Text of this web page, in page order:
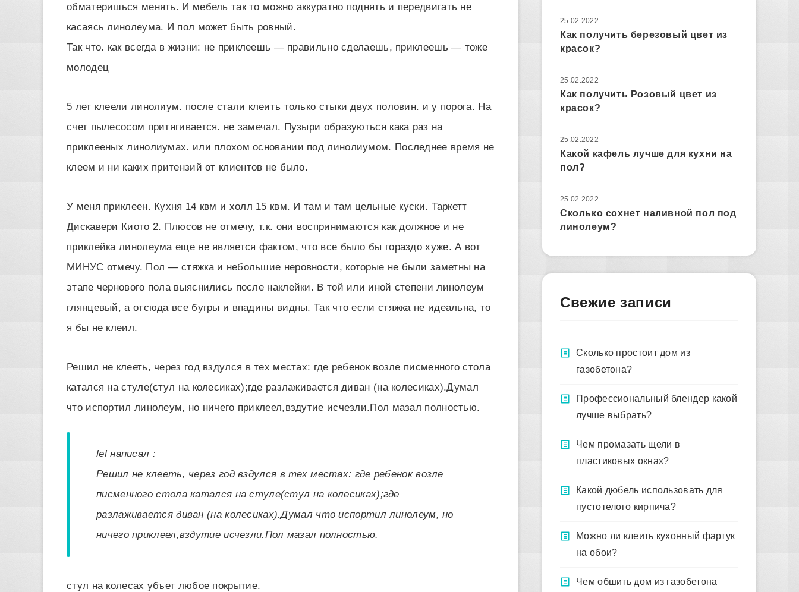
обматеришься менять. И мебель так то можно аккуратно поднять и передвигать не
касаясь линолеума. И пол может быть ровный.
Так что. как всегда в жизни: не приклеешь — правильно сделаешь, приклеешь — тоже
молодец
5 лет клеели линолиум. после стали клеить только стыки двух половин. и у порога. На
счет пылесосом притягивается. не замечал. Пузыри образуються кака раз на
приклееных линолиумах. или плохом основании под линолиумом. Последнее время не
клеем и ни каких притензий от клиентов не было.
У меня приклеен. Кухня 14 квм и холл 15 квм. И там и там цельные куски. Таркетт
Дискавери Киото 2. Плюсов не отмечу, т.к. они воспринимаются как должное и не
приклейка линолеума еще не является фактом, что все было бы гораздо хуже. А вот
МИНУС отмечу. Пол — стяжка и небольшие неровности, которые не были заметны на
этапе чернового пола выяснились после наклейки. В той или иной степени линолеум
глянцевый, а отсюда все бугры и впадины видны. Так что если стяжка не идеальна, то
я бы не клеил.
Решил не клееть, через год вздулся в тех местах: где ребенок возле писменного стола
катался на стуле(стул на колесиках);где разлаживается диван (на колесиках).Думал
что испортил линолеум, но ничего приклеел,вздутие исчезли.Пол мазал полностью.
lel написал :
Решил не клееть, через год вздулся в тех местах: где ребенок возле
писменного стола катался на стуле(стул на колесиках);где
разлаживается диван (на колесиках).Думал что испортил линолеум, но
ничего приклеел,вздутие исчезли.Пол мазал полностью.
стул на колесах убъет любое покрытие.
25.02.2022
Как получить березовый цвет из
красок?
25.02.2022
Как получить Розовый цвет из
красок?
25.02.2022
Какой кафель лучше для кухни на
пол?
25.02.2022
Сколько сохнет наливной пол под
линолеум?
Свежие записи
Сколько простоит дом из
газобетона?
Профессиональный блендер какой
лучше выбрать?
Чем промазать щели в
пластиковых окнах?
Какой дюбель использовать для
пустотелого кирпича?
Можно ли клеить кухонный фартук
на обои?
Чем обшить дом из газобетона